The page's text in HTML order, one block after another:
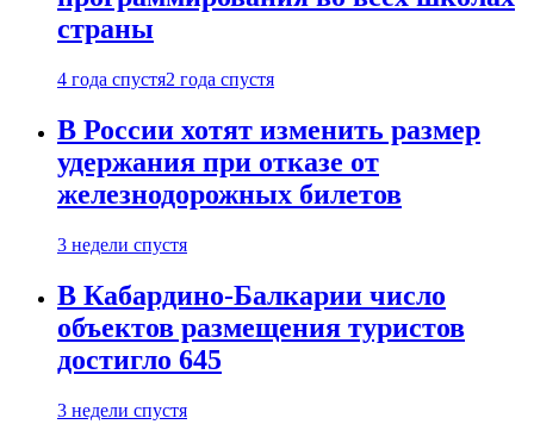
страны
4 года спустя2 года спустя
В России хотят изменить размер
удержания при отказе от
железнодорожных билетов
3 недели спустя
В Кабардино-Балкарии число
объектов размещения туристов
достигло 645
3 недели спустя